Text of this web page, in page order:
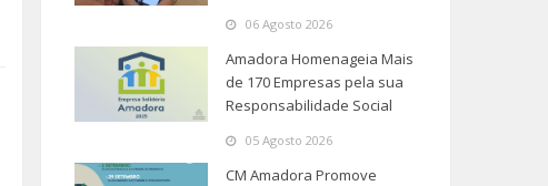
06 Agosto 2026
Amadora Homenageia Mais
de 170 Empresas pela sua
Responsabilidade Social
05 Agosto 2026
CM Amadora Promove